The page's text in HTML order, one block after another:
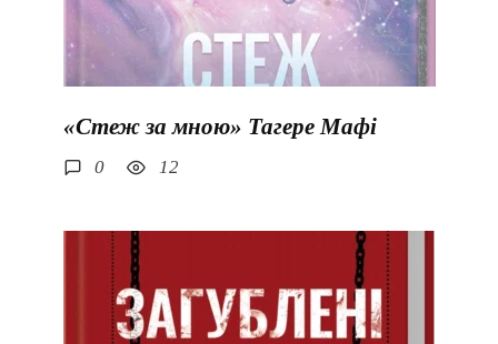
«Стеж за мною» Тагере Мафі
0 12